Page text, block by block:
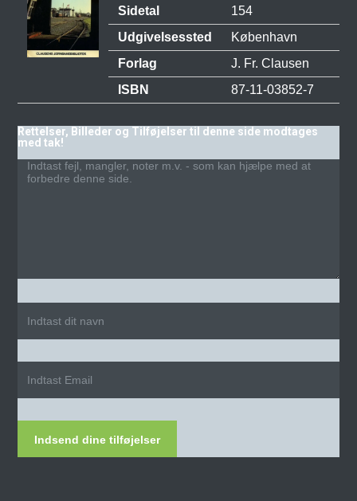
Sidetal
154
Udgivelsessted
København
Forlag
J. Fr. Clausen
ISBN
87-11-03852-7
Rettelser, Billeder og Tilføjelser til denne side modtages
med tak!
Indsend dine tilføjelser